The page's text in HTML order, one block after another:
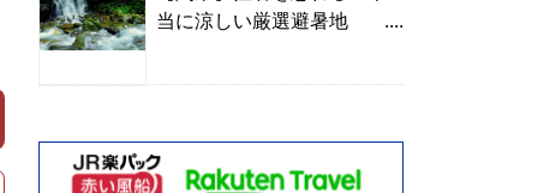
当に涼しい厳選避暑地